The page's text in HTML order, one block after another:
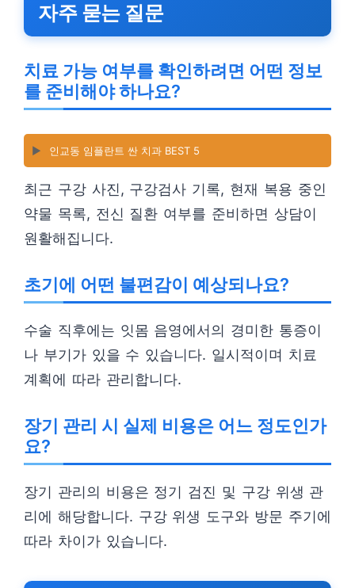
자주 묻는 질문
치료 가능 여부를 확인하려면 어떤 정보
를 준비해야 하나요?
▶️ 인교동 임플란트 싼 치과 BEST 5
최근 구강 사진, 구강검사 기록, 현재 복용 중인
약물 목록, 전신 질환 여부를 준비하면 상담이
원활해집니다.
초기에 어떤 불편감이 예상되나요?
수술 직후에는 잇몸 음영에서의 경미한 통증이
나 부기가 있을 수 있습니다. 일시적이며 치료
계획에 따라 관리합니다.
장기 관리 시 실제 비용은 어느 정도인가
요?
장기 관리의 비용은 정기 검진 및 구강 위생 관
리에 해당합니다. 구강 위생 도구와 방문 주기에
따라 차이가 있습니다.